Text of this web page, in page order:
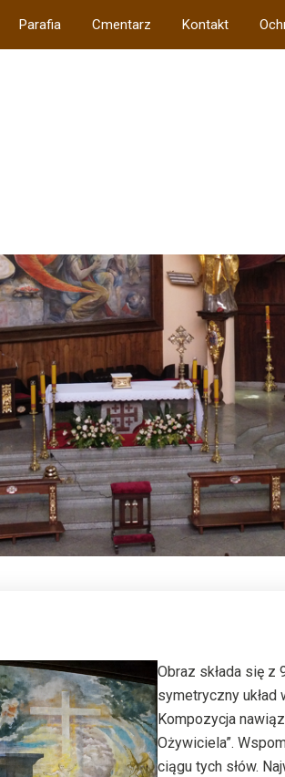
Parafia Cmentarz Kontakt
Obraz składa się
symetryczny
Kompozycja
Ożywiciela”.
ciągu tych słów.